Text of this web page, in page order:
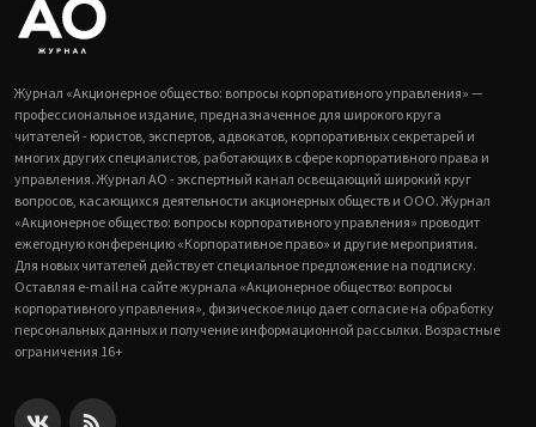
Журнал «Акционерное общество: вопросы корпоративного управления» —
профессиональное издание, предназначенное для широкого круга
читателей - юристов, экспертов, адвокатов, корпоративных секретарей и
многих других специалистов, работающих в сфере корпоративного права и
управления. Журнал АО - экспертный канал освещающий широкий круг
вопросов, касающихся деятельности акционерных обществ и ООО. Журнал
«Акционерное общество: вопросы корпоративного управления» проводит
ежегодную конференцию «Корпоративное право» и другие мероприятия.
Для новых читателей действует специальное предложение на подписку.
Оставляя e-mail на сайте журнала «Акционерное общество: вопросы
корпоративного управления», физическое лицо дает согласие на обработку
персональных данных и получение информационной рассылки. Возрастные
ограничения 16+